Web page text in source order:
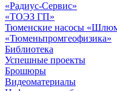
«Радиус-Сервис»
«ТОЭЗ ГП»
Тюменские насосы
«Тюменьпромгеофизика»
Библиотека
Успешные проекты
Брошюры
Видеоматериалы